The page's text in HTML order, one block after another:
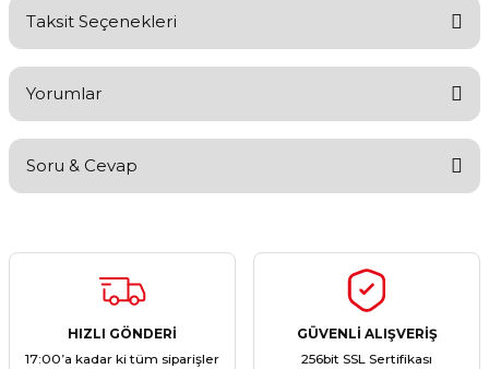
Taksit Seçenekleri
Yorumlar
Yorum Yaz
Soru & Cevap
Ürün hakkında henüz soru sorulmamış.
HIZLI GÖNDERİ
17:00’a kadar ki tüm siparişler
GÜVENLİ ALIŞVERİŞ
256bit SSL Sertifikası